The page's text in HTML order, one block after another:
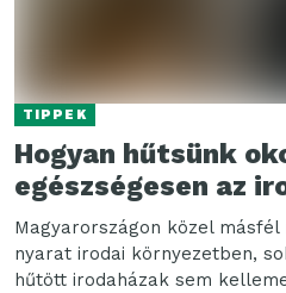
TIPPEK
Hogyan hűtsünk
egészségesen az
Magyarországon közel
nyarat irodai környezetben,
hűtött irodaházak sem